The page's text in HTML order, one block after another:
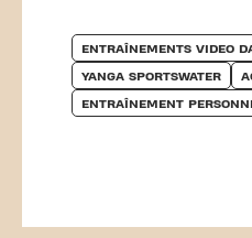
ENTRAÎNEMENTS VIDEO
YANGA SPORTSWATER
ENTRAÎNEMENT